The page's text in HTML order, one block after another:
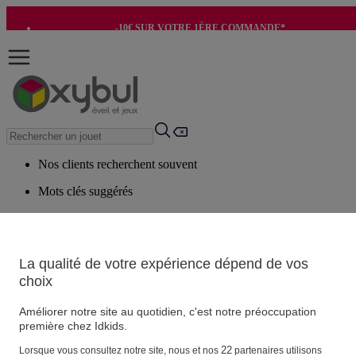
-10€ SUR VOTRE 1ÈRE COMMANDE*
Nos clients recherchent souvent
Mots clés suggérés
Voir tous les produits
Vos informations personnelles
Suivre une commande
La qualité de votre expérience dépend de vos
choix
Améliorer notre site au quotidien, c'est notre préoccupation
première chez Idkids.
Lorsque vous consultez notre site, nous et nos 22partenaires utilisons